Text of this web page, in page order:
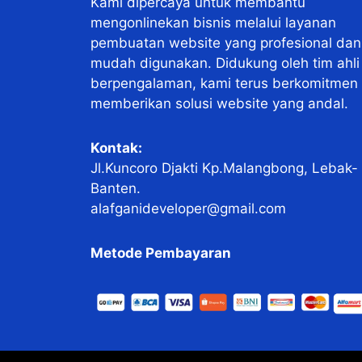
mengonlinekan bisnis melalui layanan
pembuatan website yang profesional dan
mudah digunakan. Didukung oleh tim ahli
berpengalaman, kami terus berkomitmen
memberikan solusi website yang andal.
Kontak:
Jl.Kuncoro Djakti Kp.Malangbong, Lebak-
Banten.
alafganideveloper@gmail.com
Metode Pembayaran